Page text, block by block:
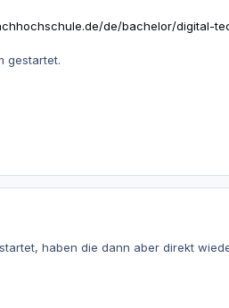
de/bachelor/digital-
gestartet.
haben die dann aber direkt